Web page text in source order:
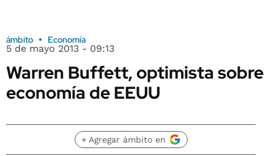
ámbito Economía
5 de mayo 2013 - 09:13
Warren Buffett, optimista sobre
economía de EEUU
+ Agregar ámbito en